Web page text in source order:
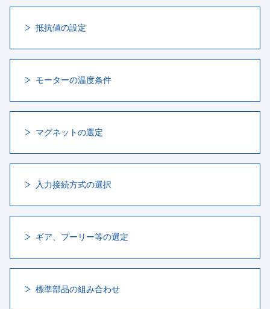
抵抗値の設定
モーターの温度条件
マグネットの選定
入力接続方式の選択
ギア、プーリー等の選定
標準部品の組み合わせ